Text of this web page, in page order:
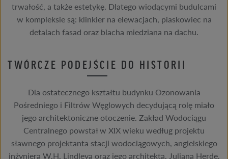
trwałość, a także estetykę. Dlatego wiodącymi budulcami
w kompleksie są: klinkier na elewacjach, piaskowiec na
detalach fasad oraz blacha miedziana na dachu.
TWÓRCZE PODEJŚCIE DO HISTORII
Dla ostatecznego kształtu budynku Ozonowania
Pośredniego i Filtrów Węglowych decydującą rolę miało
jego architektoniczne otoczenie. Zakład Wodociągu
Centralnego powstał w XIX wieku według projektu
sławnego projektanta stacji wodociągowych, angielskiego
inżyniera W.H. Lindleya oraz jego architekta, Juliana Herde.